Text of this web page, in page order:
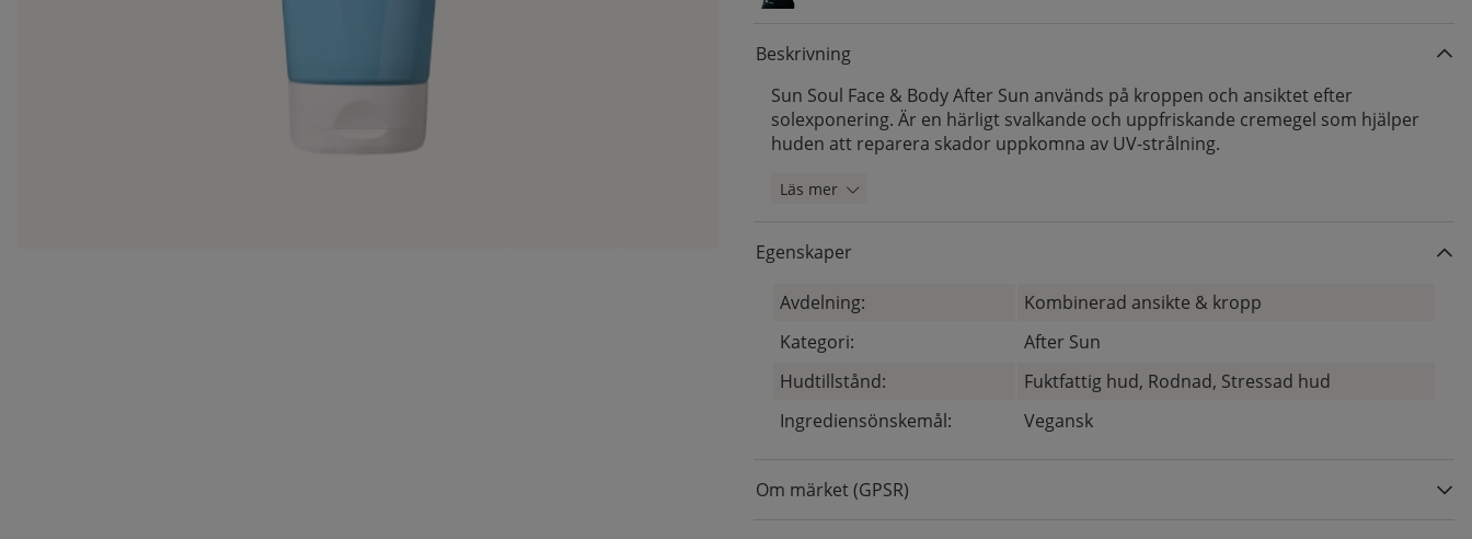
Beskrivning
Sun Soul Face & Body After Sun används på kroppen och ansiktet efter
solexponering. Är en härligt svalkande och uppfriskande cremegel som hjälper
huden att reparera skador uppkomna av UV-strålning.
Läs mer
Egenskaper
Avdelning:
Kombinerad ansikte & kropp
Kategori:
After Sun
Hudtillstånd:
Fuktfattig hud, Rodnad, Stressad hud
Ingrediensönskemål:
Vegansk
Om märket (GPSR)